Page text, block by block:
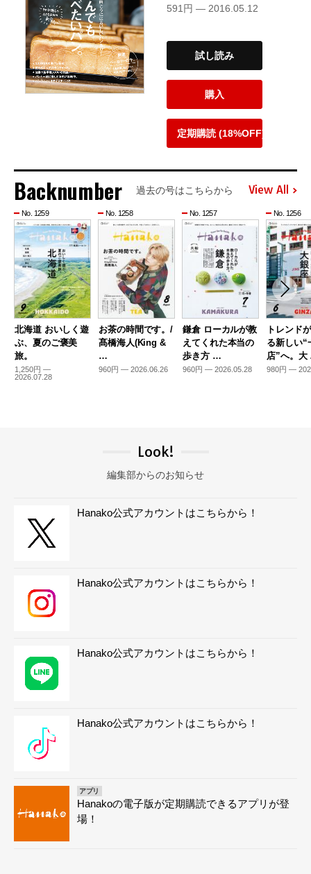
591円 — 2016.05.12
試し読み
購入
定期購読 (18%OFF)
Backnumber 過去の号はこちらから View All
No. 1259
北海道 おいしく遊
ぶ、夏のご褒美
旅。
1,250円 —
2026.07.28
No. 1258
お茶の時間です。/
髙橋海人(King &
…
960円 — 2026.06.26
No. 1257
鎌倉 ローカルが教
えてくれた本当の
歩き方 …
960円 — 2026.05.28
No. 1256
トレンド
る新しい“
店”へ。
980円 —
Look!
編集部からのお知らせ
Hanako公式アカウントはこちらから！
Hanako公式アカウントはこちらから！
Hanako公式アカウントはこちらから！
Hanako公式アカウントはこちらから！
アプリ
Hanakoの電子版が定期購読できるアプリが登
場！